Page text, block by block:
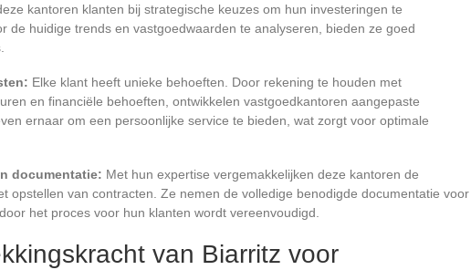
kantoren klanten bij strategische keuzes om hun investeringen te
de huidige trends en vastgoedwaarden te analyseren, bieden ze goed
Elke klant heeft unieke behoeften. Door rekening te houden met
en financiële behoeften, ontwikkelen vastgoedkantoren aangepaste
ernaar om een persoonlijke service te bieden, wat zorgt voor optimale
documentatie: Met hun expertise vergemakkelijken deze kantoren de
opstellen van contracten. Ze nemen de volledige benodigde documentatie voor
het proces voor hun klanten wordt vereenvoudigd.
van Biarritz voor